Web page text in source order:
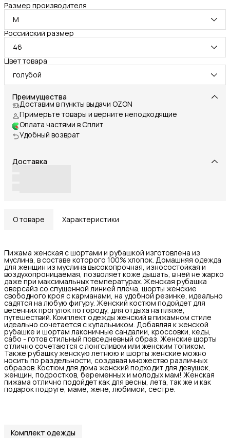
Размер производителя
M
Российский размер
46
Цвет товара
голубой
Преимущества
Доставим в пункты выдачи OZON
Примерьте товары и верните неподходящие
Оплата частями в Сплит
Удобный возврат
Доставка
О товаре Характеристики
Пижама женская с шортами и рубашкой изготовлена из
муслина, в составе которого 100% хлопок. Домашняя одежда
для женщин из муслина высокопрочная, износостойкая и
воздухопроницаемая, позволяет коже дышать, в ней не жарко
даже при максимальных температурах. Женская рубашка
оверсайз со спущенной линией плеча, шорты женские
свободного кроя с карманами, на удобной резинке, идеально
садятся на любую фигуру. Женский костюм подойдет для
весенних прогулок по городу, для отдыха на пляже,
путешествий. Комплект одежды женский в пижамном стиле
идеально сочетается с купальником. Добавляя к женской
рубашке и шортам лаконичные сандалии, кроссовки, кеды,
сабо - готов стильный повседневный образ. Женские шорты
отлично сочетаются с лонгсливом или женским топиком.
Также рубашку женскую летнюю и шорты женские можно
носить по раздельности, создавая множество различных
образов. Костюм для дома женский подходит для девушек,
женщин, подростков, беременных и молодых мам! Женская
пижама отлично подойдет как для весны, лета, так же и как
подарок подруге, маме, жене, любимой, сестре.
Комплект одежды